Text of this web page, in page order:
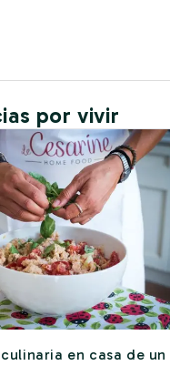
por vivir
en casa de un